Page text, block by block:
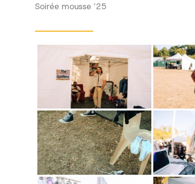
Soirée mousse ’25